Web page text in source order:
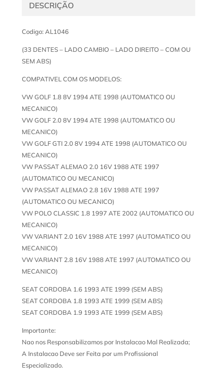
DESCRIÇÃO
Codigo: AL1046
(33 DENTES – LADO CAMBIO – LADO DIREITO – COM OU
SEM ABS)
COMPATIVEL COM OS MODELOS:
VW GOLF 1.8 8V 1994 ATE 1998 (AUTOMATICO OU
MECANICO)
VW GOLF 2.0 8V 1994 ATE 1998 (AUTOMATICO OU
MECANICO)
VW GOLF GTI 2.0 8V 1994 ATE 1998 (AUTOMATICO OU
MECANICO)
VW PASSAT ALEMAO 2.0 16V 1988 ATE 1997
(AUTOMATICO OU MECANICO)
VW PASSAT ALEMAO 2.8 16V 1988 ATE 1997
(AUTOMATICO OU MECANICO)
VW POLO CLASSIC 1.8 1997 ATE 2002 (AUTOMATICO OU
MECANICO)
VW VARIANT 2.0 16V 1988 ATE 1997 (AUTOMATICO OU
MECANICO)
VW VARIANT 2.8 16V 1988 ATE 1997 (AUTOMATICO OU
MECANICO)
SEAT CORDOBA 1.6 1993 ATE 1999 (SEM ABS)
SEAT CORDOBA 1.8 1993 ATE 1999 (SEM ABS)
SEAT CORDOBA 1.9 1993 ATE 1999 (SEM ABS)
Importante:
Nao nos Responsabilizamos por Instalacao Mal Realizada;
A Instalacao Deve ser Feita por um Profissional
Especializado.